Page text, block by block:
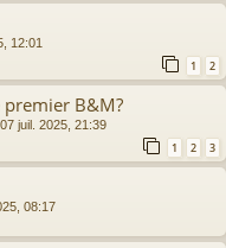
12:01
1 2
B&M?
07 juil. 2025, 21:39
1 2 3
08:17